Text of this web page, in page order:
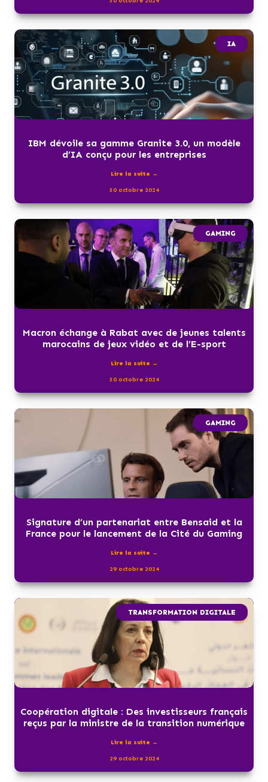
IA
IBM dévoile sa gamme Granite 3.0, un modèle
d’IA conçu pour les entreprises
Lire la suite →
30 octobre 2024
GAMING
Macron échange à Rabat avec de jeunes talents
marocains de jeux vidéo et de l’E-sport
Lire la suite →
30 octobre 2024
GAMING
Signature d’un partenariat entre Bensaid et la
France pour le lancement de la Cité du Gaming
Lire la suite →
29 octobre 2024
TRANSFORMATION DIGITALE
Coopération digitale : Des investisseurs français
reçus par la ministre de la transition numérique
Lire la suite →
29 octobre 2024